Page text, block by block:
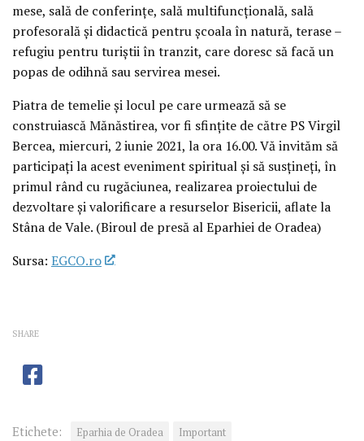
mese, sală de conferințe, sală multifuncțională, sală
profesorală și didactică pentru școala în natură, terase –
refugiu pentru turiștii în tranzit, care doresc să facă un
popas de odihnă sau servirea mesei.
Piatra de temelie și locul pe care urmează să se
construiască Mănăstirea, vor fi sfințite de către PS Virgil
Bercea, miercuri, 2 iunie 2021, la ora 16.00. Vă invităm să
participați la acest eveniment spiritual și să susțineți, în
primul rând cu rugăciunea, realizarea proiectului de
dezvoltare și valorificare a resurselor Bisericii, aflate la
Stâna de Vale. (Biroul de presă al Eparhiei de Oradea)
Sursa: EGCO.ro
SHARE
Etichete: Eparhia de Oradea Important